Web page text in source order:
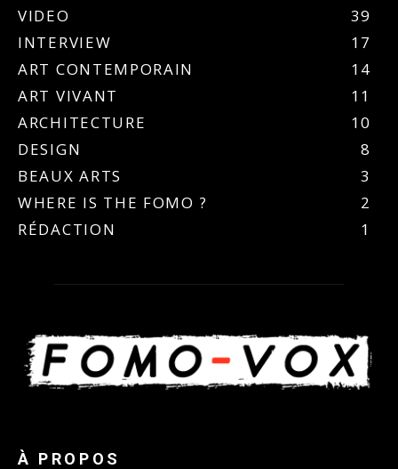
VIDEO
39
INTERVIEW
17
ART CONTEMPORAIN
14
ART VIVANT
11
ARCHITECTURE
10
DESIGN
8
BEAUX ARTS
3
WHERE IS THE FOMO ?
2
RÉDACTION
1
À PROPOS